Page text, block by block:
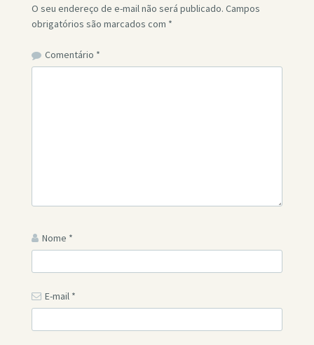
O seu endereço de e-mail não será publicado. Campos
obrigatórios são marcados com *
Comentário *
Nome *
E-mail *